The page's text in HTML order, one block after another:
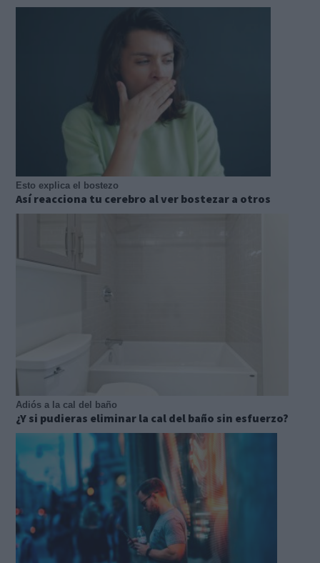
Esto explica el bostezo
Así reacciona tu cerebro al ver bostezar a otros
Adiós a la cal del baño
¿Y si pudieras eliminar la cal del baño sin esfuerzo?